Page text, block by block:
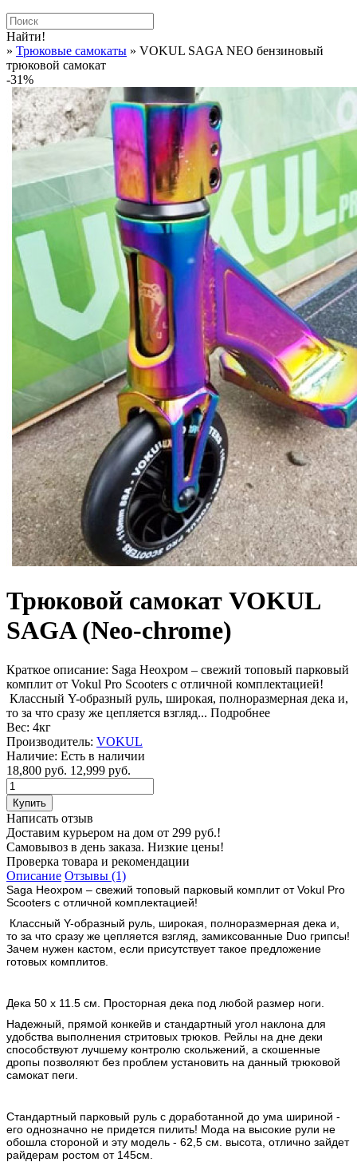
Найти!
» Трюковые самокаты » VOKUL SAGA NEO бензиновый
трюковой самокат
-31%
Трюковой самокат VOKUL
SAGA (Neo-chrome)
Краткое описание: Saga Неохром – свежий топовый парковый
комплит от Vokul Pro Scooters c отличной комплектацией!
Классный Y-образный руль, широкая, полноразмерная дека и,
то за что сразу же цепляется взгляд... Подробнее
Вес: 4кг
Производитель: VOKUL
Наличие: Есть в наличии
18,800 руб. 12,999 руб.
Написать отзыв
Доставим курьером на дом от 299 руб.!
Самовывоз в день заказа. Низкие цены!
Проверка товара и рекомендации
Описание Отзывы (1)
Saga Неохром – свежий топовый парковый комплит от Vokul Pro
Scooters c отличной комплектацией!
Классный Y-образный руль, широкая, полноразмерная дека и,
то за что сразу же цепляется взгляд, замиксованные Duo грипсы!
Зачем нужен кастом, если присутствует такое предложение
готовых комплитов.
Дека 50 х 11.5 см. Просторная дека под любой размер ноги.
Надежный, прямой конкейв и стандартный угол наклона для
удобства выполнения стритовых трюков. Рейлы на дне деки
способствуют лучшему контролю скольжений, а скошенные
дропы позволяют без проблем установить на данный трюковой
самокат пеги.
Стандартный парковый руль с доработанной до ума шириной -
его однозначно не придется пилить! Мода на высокие рули не
обошла стороной и эту модель - 62,5 см. высота, отлично зайдет
райдерам ростом от 145см.